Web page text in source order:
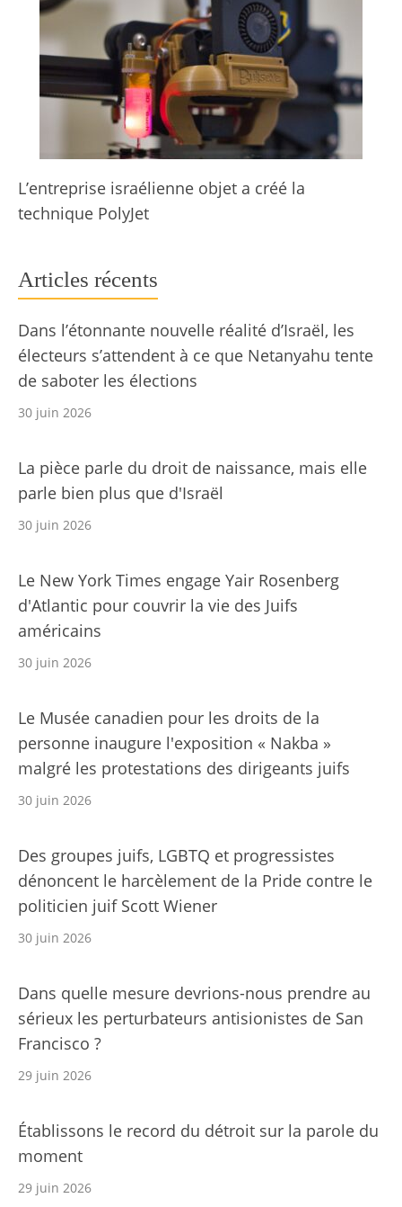
L’entreprise israélienne objet a créé la
technique PolyJet
Articles récents
Dans l’étonnante nouvelle réalité d’Israël, les
électeurs s’attendent à ce que Netanyahu tente
de saboter les élections
30 juin 2026
La pièce parle du droit de naissance, mais elle
parle bien plus que d'Israël
30 juin 2026
Le New York Times engage Yair Rosenberg
d'Atlantic pour couvrir la vie des Juifs
américains
30 juin 2026
Le Musée canadien pour les droits de la
personne inaugure l'exposition « Nakba »
malgré les protestations des dirigeants juifs
30 juin 2026
Des groupes juifs, LGBTQ et progressistes
dénoncent le harcèlement de la Pride contre le
politicien juif Scott Wiener
30 juin 2026
Dans quelle mesure devrions-nous prendre au
sérieux les perturbateurs antisionistes de San
Francisco ?
29 juin 2026
Établissons le record du détroit sur la parole du
moment
29 juin 2026